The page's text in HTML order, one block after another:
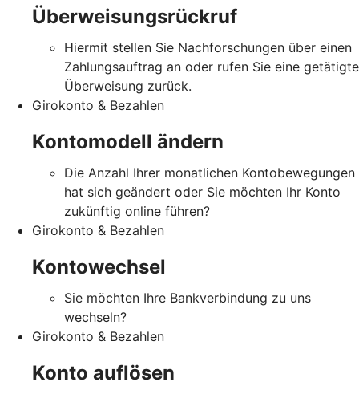
Überweisungsrückruf
Hiermit stellen Sie Nachforschungen über einen
Zahlungsauftrag an oder rufen Sie eine getätigte
Überweisung zurück.
Girokonto & Bezahlen
Kontomodell ändern
Die Anzahl Ihrer monatlichen Kontobewegungen
hat sich geändert oder Sie möchten Ihr Konto
zukünftig online führen?
Girokonto & Bezahlen
Kontowechsel
Sie möchten Ihre Bankverbindung zu uns
wechseln?
Girokonto & Bezahlen
Konto auflösen